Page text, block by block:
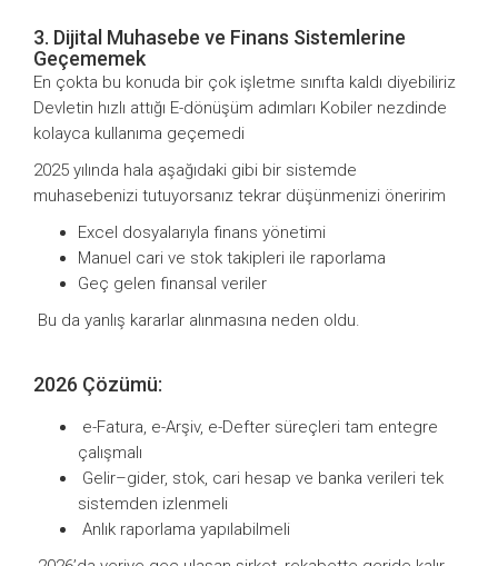
3. Dijital Muhasebe ve Finans Sistemlerine
Geçememek
En çokta bu konuda bir çok işletme sınıfta kaldı diyebiliriz
Devletin hızlı attığı E-dönüşüm adımları Kobiler nezdinde
kolayca kullanıma geçemedi
2025 yılında hala aşağıdaki gibi bir sistemde
muhasebenizi tutuyorsanız tekrar düşünmenizi öneririm
Excel dosyalarıyla finans yönetimi
Manuel cari ve stok takipleri ile raporlama
Geç gelen finansal veriler
Bu da yanlış kararlar alınmasına neden oldu.
2026 Çözümü:
e-Fatura, e-Arşiv, e-Defter süreçleri tam entegre
çalışmalı
Gelir–gider, stok, cari hesap ve banka verileri tek
sistemden izlenmeli
Anlık raporlama yapılabilmeli